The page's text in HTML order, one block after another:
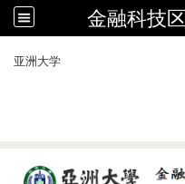
金融科技
亚洲大学